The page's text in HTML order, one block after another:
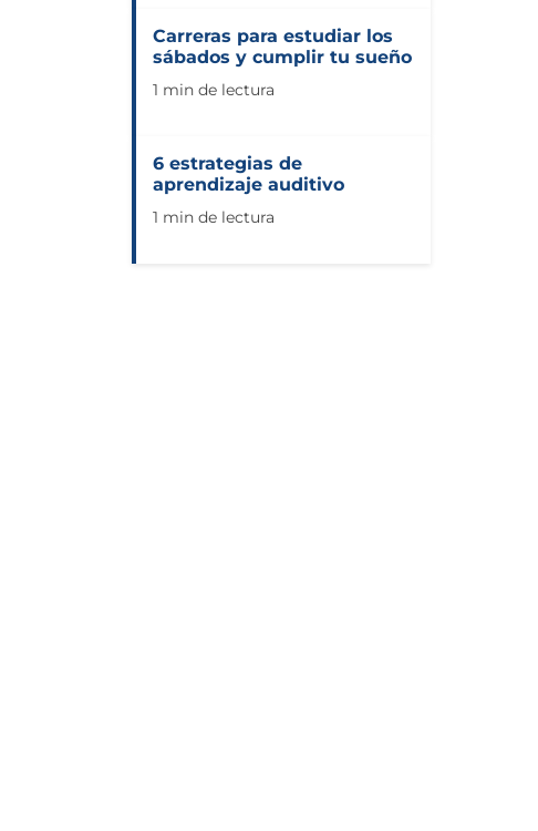
Carreras para estudiar los
sábados y cumplir tu sueño
1 min de lectura
6 estrategias de
aprendizaje auditivo
1 min de lectura